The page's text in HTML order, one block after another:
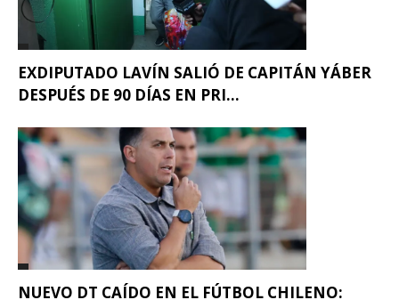
EXDIPUTADO LAVÍN SALIÓ DE CAPITÁN YÁBER
DESPUÉS DE 90 DÍAS EN PRI...
NUEVO DT CAÍDO EN EL FÚTBOL CHILENO: